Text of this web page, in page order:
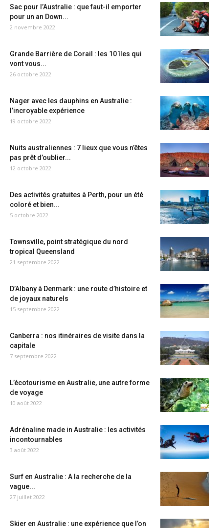
Sac pour l’Australie : que faut-il emporter
pour un an Down...
2 novembre 2022
Grande Barrière de Corail : les 10 îles qui
vont vous...
26 octobre 2022
Nager avec les dauphins en Australie :
l’incroyable expérience
19 octobre 2022
Nuits australiennes : 7 lieux que vous n’êtes
pas prêt d’oublier...
12 octobre 2022
Des activités gratuites à Perth, pour un été
coloré et bien...
5 octobre 2022
Townsville, point stratégique du nord
tropical Queensland
21 septembre 2022
D’Albany à Denmark : une route d’histoire et
de joyaux naturels
15 septembre 2022
Canberra : nos itinéraires de visite dans la
capitale
7 septembre 2022
L’écotourisme en Australie, une autre forme
de voyage
10 août 2022
Adrénaline made in Australie : les activités
incontournables
3 août 2022
Surf en Australie : A la recherche de la
vague...
27 juillet 2022
Skier en Australie : une expérience que l’on